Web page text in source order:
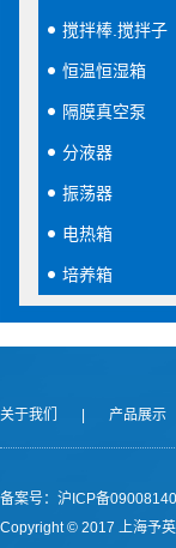
搅拌棒.搅拌子
恒温恒湿箱
隔膜真空泵
分液器
振荡器
电热箱
培养箱
关于我们 产品展示
备案号：沪ICP备
Copyright © 2017 上海予